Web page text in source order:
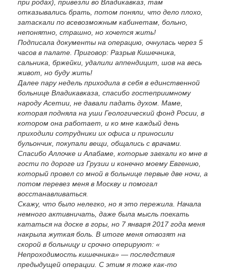
при родах), привезли во Владикавказ, там
отказывались брать, потом поняли, что дело плохо,
затаскали по всевозможным кабинетам, больно,
непонятно, страшно, но хочется жить!
Подписала документы на операцию, очнулась через 5
часов в палате. Приговор: Разрыв Кишечника,
сальника, бржейки, удалили аппендицит, шов на весь
живот, но буду жить!
Далее пару недель приходила в себя в единственной
больнице Владикавказа, спасибо гостеприимному
народу Асетии, не давали падать духом. Маме,
которая подняла на уши Геологический фонд Росии, в
котором она работает, и ко мне каждый день
приходили сотрудники их офиса и приносили
бульончик, покупали вещи, общались с врачами.
Спасибо Аллочке и Алабаме, которые заехали ко мне в
гости по дороге из Грузии и конечно моему Евгению,
который провел со мной в больнице первые две ночи, а
потом перевез меня в Москву и помогал
восстанавливаться.
Скажу, что было нелегко, но я это пережила. Начала
немного активничать, даже была мысль поехать
кататься на доске в горы, но 7 января 2017 года меня
накрыла жуткая боль. В итоге меня отвозят на
скорой в больницу и срочно оперируют: «
Непроходимость кишечника» — последствия
предыдущей операции. С этим я тоже как-то